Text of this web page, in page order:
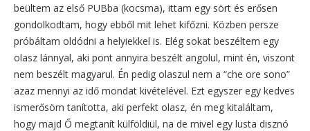
beültem az első PUBba (kocsma), ittam egy sört és erősen
gondolkodtam, hogy ebből mit lehet kifőzni. Közben persze
próbáltam oldódni a helyiekkel is. Elég sokat beszéltem egy
olasz lánnyal, aki pont annyira beszélt angolul, mint én, viszont
nem beszélt magyarul. Én pedig olaszul nem a “che ore sono”
azaz mennyi az idő mondat kivételével. Ezt egyszer egy kedves
ismerősöm tanította, aki perfekt olasz, én meg kitaláltam,
hogy majd Ő megtanít külföldiül, na de mivel egy lusta disznó